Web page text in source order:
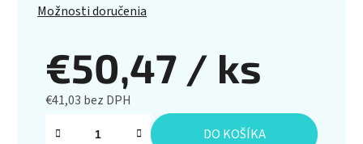
Možnosti doručenia
€50,47 / ks
€41,03 bez DPH
Jednotková cena:
DO KOŠÍKA